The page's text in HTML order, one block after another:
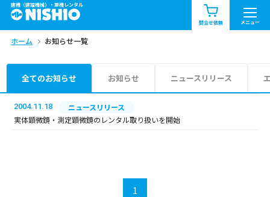
建機（建設機械）・重機レンタル
問合せ依頼 メニュー
商品一覧 お知らせ一覧
問合せ依頼リスト
エリア情報を見る
ホーム お知らせ一覧
全てのお知らせ お知らせ ニュースリリース
2004.11.18
ニュースリリース
実体顕微鏡・測定顕微鏡のレンタル取り扱いを開始
1